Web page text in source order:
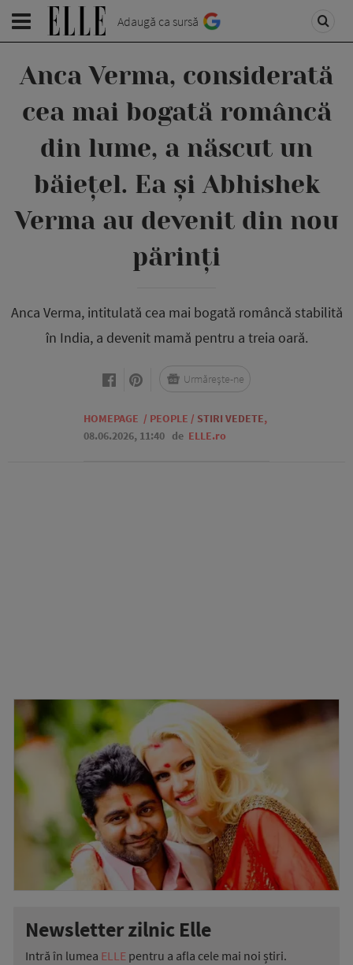
Adaugă ca sursă
Anca Verma, considerată
cea mai bogată româncă
din lume, a născut un
băiețel. Ea și Abhishek
Verma au devenit din nou
părinți
Anca Verma, intitulată cea mai bogată româncă stabilită
în India, a devenit mamă pentru a treia oară.
HOMEPAGE / PEOPLE / STIRI VEDETE,
08.06.2026, 11:40 de ELLE.ro
Urmărește-ne
Newsletter zilnic Elle
Intră în lumea ELLE pentru a afla cele mai noi știri.